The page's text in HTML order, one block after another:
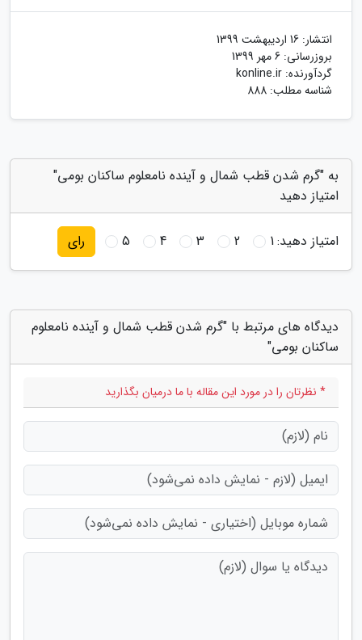
انتشار: 16 اردیبهشت 1399
بروزرسانی: 6 مهر 1399
گردآورنده: konline.ir
شناسه مطلب: 888
به "گرم شدن قطب شمال و آینده نامعلوم ساکنان بومی"
امتیاز دهید
امتیاز دهید:1
2
3
4
5 رای
دیدگاه های مرتبط با "گرم شدن قطب شمال و آینده نامعلوم
ساکنان بومی"
* نظرتان را در مورد این مقاله با ما درمیان بگذارید